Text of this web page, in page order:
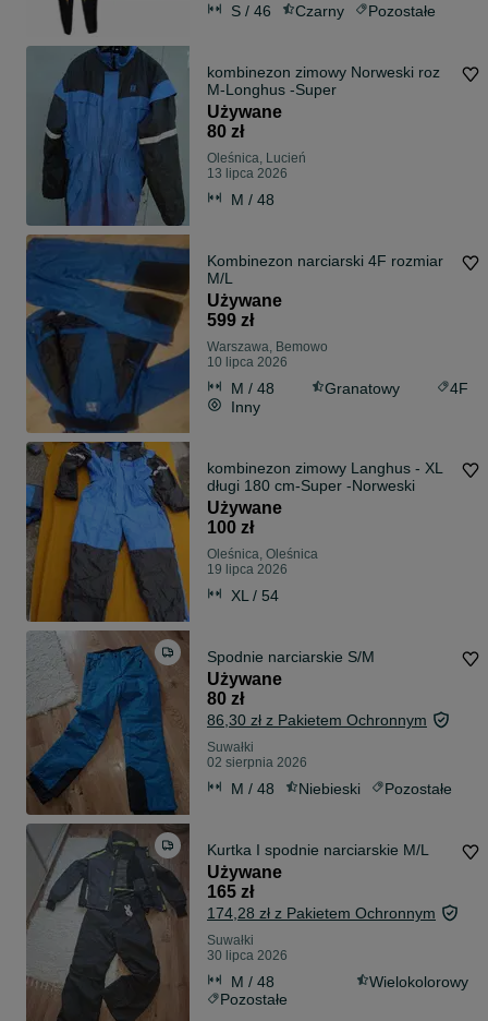
S / 46 Czarny Pozostałe
kombinezon zimowy Norweski roz
M-Longhus -Super
Używane
80 zł
Oleśnica, Lucień
13 lipca 2026
M / 48
Kombinezon narciarski 4F rozmiar
M/L
Używane
599 zł
Warszawa, Bemowo
10 lipca 2026
M / 48 Granatowy
4F
Inny
kombinezon zimowy Langhus - XL
długi 180 cm-Super -Norweski
Używane
100 zł
Oleśnica, Oleśnica
19 lipca 2026
XL / 54
Spodnie narciarskie S/M
Używane
80 zł
86,30 zł z Pakietem Ochronnym
Suwałki
02 sierpnia 2026
M / 48 Niebieski Pozostałe
Kurtka I spodnie narciarskie M/L
Używane
165 zł
174,28 zł z Pakietem Ochronnym
Suwałki
30 lipca 2026
M / 48
Wielokolorowy
Pozostałe